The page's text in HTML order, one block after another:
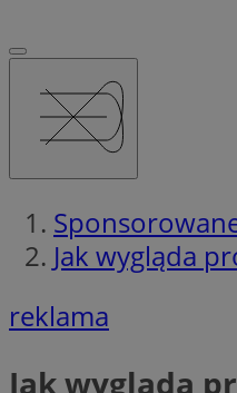
Jak wygląda
reklama
Jak wygląda